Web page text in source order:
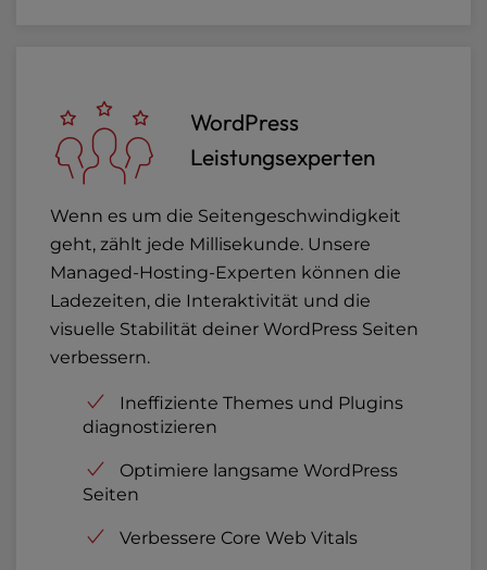
WordPress
Leistungsexperten
Wenn es um die Seitengeschwindigkeit
geht, zählt jede Millisekunde. Unsere
Managed-Hosting-Experten können die
Ladezeiten, die Interaktivität und die
visuelle Stabilität deiner WordPress Seiten
verbessern.
Ineffiziente Themes und Plugins
diagnostizieren
Optimiere langsame WordPress
Seiten
Verbessere Core Web Vitals